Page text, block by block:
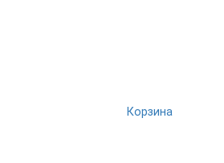
Корзина